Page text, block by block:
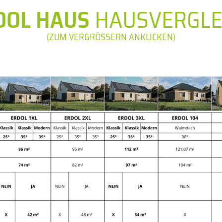
HAUS
(ZUM VERGRÖSSERN ANKLICKEN)